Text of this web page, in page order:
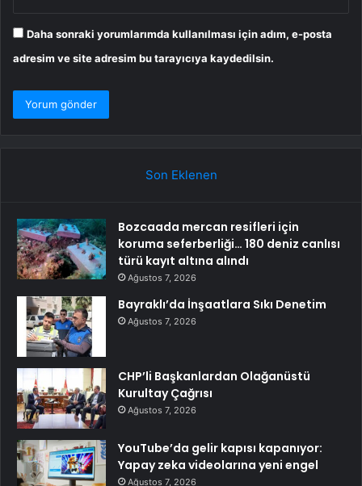
Daha sonraki yorumlarımda kullanılması için adım, e-posta
adresim ve site adresim bu tarayıcıya kaydedilsin.
Son Eklenen
Bozcaada mercan resifleri için
koruma seferberliği… 180 deniz canlısı
türü kayıt altına alındı
Ağustos 7, 2026
Bayraklı’da İnşaatlara Sıkı Denetim
Ağustos 7, 2026
CHP’li Başkanlardan Olağanüstü
Kurultay Çağrısı
Ağustos 7, 2026
YouTube’da gelir kapısı kapanıyor:
Yapay zeka videolarına yeni engel
Ağustos 7, 2026